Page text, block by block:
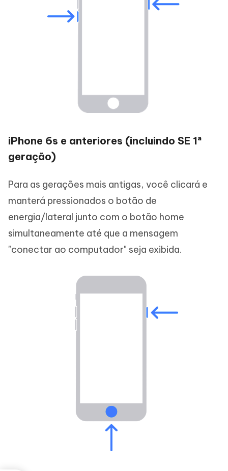
iPhone 6s e anteriores (incluindo SE 1ª
geração)
Para as gerações mais antigas, você clicará e
manterá pressionados o botão de
energia/lateral junto com o botão home
simultaneamente até que a mensagem
"conectar ao computador" seja exibida.